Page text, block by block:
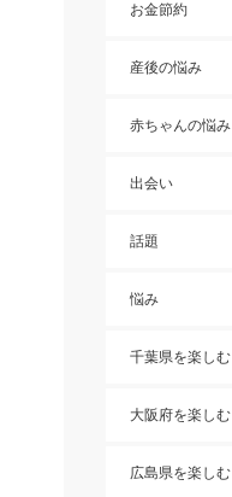
お金節約
産後の悩み
赤ちゃんの悩み
出会い
話題
悩み
千葉県を楽しむ
大阪府を楽しむ
広島県を楽しむ